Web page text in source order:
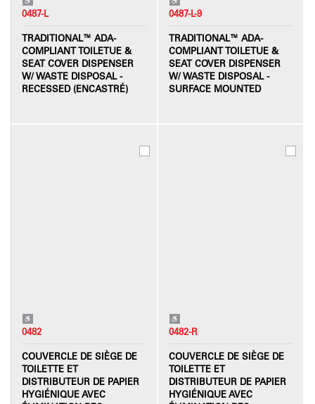
0487-L
TRADITIONAL™ ADA-
COMPLIANT TOILETUE &
SEAT COVER DISPENSER
W/ WASTE DISPOSAL -
RECESSED (ENCASTRÉ)
0487-L-9
TRADITIONAL™ ADA-
COMPLIANT TOILETUE &
SEAT COVER DISPENSER
W/ WASTE DISPOSAL -
SURFACE MOUNTED
0482
COUVERCLE DE SIÈGE DE
TOILETTE ET
DISTRIBUTEUR DE PAPIER
HYGIÉNIQUE AVEC
0482-R
COUVERCLE DE SIÈGE DE
TOILETTE ET
DISTRIBUTEUR DE PAPIER
HYGIÉNIQUE AVEC